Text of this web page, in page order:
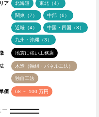
ア 北海道 東北（4）
関東（7） 中部（6）
近畿（4） 中国・四国（3）
九州・沖縄（3）
地震に強い工務店
木造（軸組・パネル工法）
独自工法
価 68 ～ 100 万円
ー